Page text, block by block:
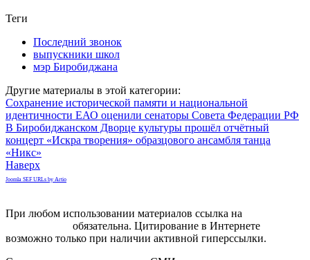
Теги
Последний звонок
выпускники школ
мэр Биробиджана
Другие материалы в этой категории:
Сохранение исторической памяти и национальной
идентичности ЕАО оценили сенаторы Совета Федерации РФ
В Биробиджанском Дворце культуры прошёл отчётный
концерт «Искра творения» образцового ансамбля танца
«Никс»
Наверх
Joomla SEF URLs by Artio
При любом использовании материалов ссылка на
обязательна. Цитирование в Интернете
возможно только при наличии активной гиперссылки.